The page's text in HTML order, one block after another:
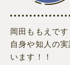
岡田ももえです
自身や知人の
います！！